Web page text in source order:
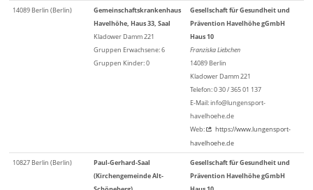
14089 Berlin (Berlin)
Gemeinschaftskrankenhaus
Havelhöhe, Haus 33, Saal
Kladower Damm 221
Gruppen Erwachsene: 6
Gruppen Kinder: 0
Gesellschaft für Gesundheit und
Prävention Havelhöhe gGmbH
Haus 10
Franziska Liebchen
14089 Berlin
Kladower Damm 221
Telefon: 0 30 / 365 01 137
E-Mail: info@lungensport-
havelhoehe.de
Web:
https://www.lungensport-
havelhoehe.de
10827 Berlin (Berlin)
Paul-Gerhard-Saal
(Kirchengemeinde Alt-
Gesellschaft für Gesundheit und
Prävention Havelhöhe gGmbH